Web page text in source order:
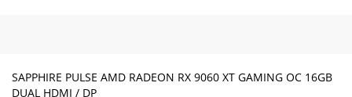
SAPPHIRE PULSE AMD RADEON RX 9060 XT GAMING OC 16GB
DUAL HDMI / DP